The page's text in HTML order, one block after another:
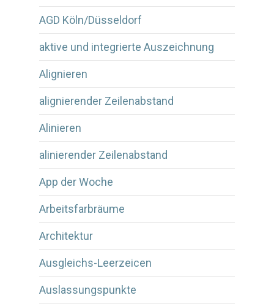
AGD Köln/Düsseldorf
aktive und integrierte Auszeichnung
Alignieren
alignierender Zeilenabstand
Alinieren
alinierender Zeilenabstand
App der Woche
Arbeitsfarbräume
Architektur
Ausgleichs-Leerzeicen
Auslassungspunkte